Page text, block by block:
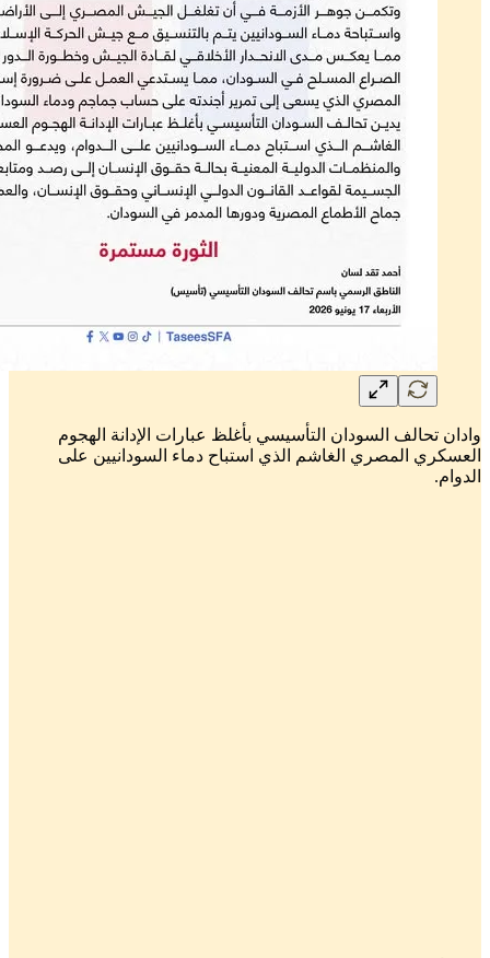
وادان تحالف السودان التأسيسي بأغلظ عبارات الإدانة الهجوم
العسكري المصري الغاشم الذي استباح دماء السودانيين على
الدوام.